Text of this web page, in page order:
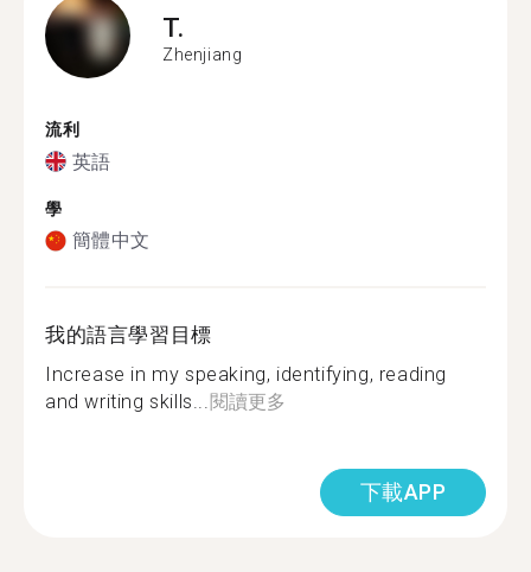
T.
Zhenjiang
流利
英語
學
簡體中文
我的語言學習目標
Increase in my speaking, identifying, reading
and writing skills...閱讀更多
下載APP